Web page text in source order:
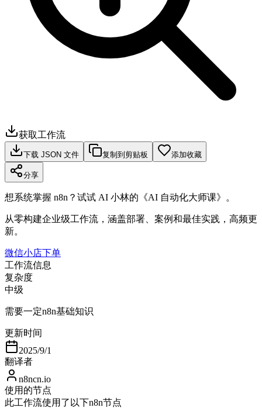
获取工作流
下载 JSON 文件 复制到剪贴板 添加收藏
分享
想系统掌握 n8n？试试 AI 小林的《AI 自动化大师课》。
从零构建企业级工作流，涵盖部署、案例和最佳实践，高频更
新。
微信小店下单
工作流信息
复杂度
中级
需要一定n8n基础知识
更新时间
2025/9/1
翻译者
n8ncn.io
使用的节点
此工作流使用了以下n8n节点